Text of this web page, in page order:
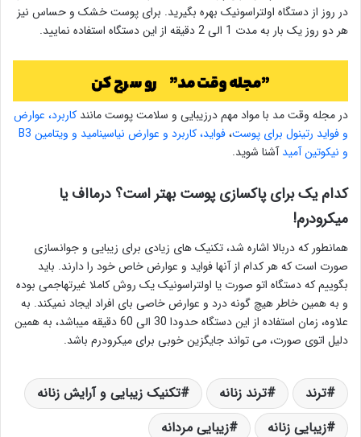
در روز از دستگاه اولتراسونیک بهره بگیرید. برای پوست خشک و حساس نیز
هر دو روز یک بار به مدت 1 الی 2 دقیقه از این دستگاه استفاده نمایید.
در مجله وقت مد با مواد مهم درزیبایی و سلامت پوست مانند کاربرد، عوارض
و فواید رتینول برای پوست،
فواید، کاربرد و عوارض نیاسینامید و ویتامین B3
و نیکوتین آمیدآشنا شوید.
کدام یک برای پاکسازی پوست بهتر است؟ درمااف یا
میکرودرم!
همانطور که دربالا اشاره شد، تکنیک های زیادی برای زیبایی و جوانسازی
صورت است که هر کدام از آنها فواید و عوارض خاص خود را دارند. باید
بگوییم که دستگاه اتو صورت یا اولتراسونیک یک روش کاملا غیرتهاجمی بوده
و به همین خاطر هیچ گونه درد و عوارض خاصی بای افراد ایجاد نمیکند. به
علاوه، زمان استفاده از این دستگاه حدودا 30 الی 60 دقیقه میباشد، به همین
دلیل اتوی صورت، می تواند جایگزین خوبی برای میکرودرم باشد.
ترند ترند زنانه
تکنیک زیبایی و آرایش زنانه
زیبایی زنانه
زیبایی مردانه